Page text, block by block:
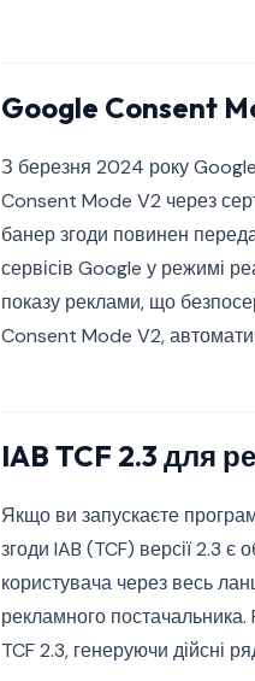
Google Consent
З березня 2024 року
Consent Mode V2 через
банер згоди повинен
сервісів Google у режимі
показу реклами, що
Consent Mode V2,
IAB TCF 2.3 для
Якщо ви запускаєте
згоди IAB (TCF) версії 2.3
користувача через весь
рекламного
TCF 2.3, генеруючи дійсні